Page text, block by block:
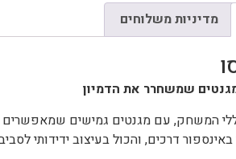
מדיניות משלוחים
שמשחרר את הדמיון
המשחק, עם מגנטים גמישים שמאפשרים
דרכים, והכול בעיצוב ידידותי